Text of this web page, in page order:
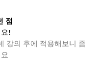
점
!
강의 후에 적용해보니 좀